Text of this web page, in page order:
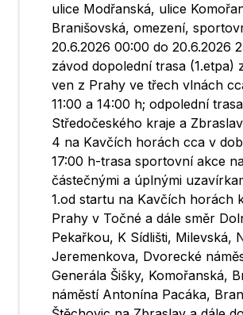
ulice Modřanská, ulice
Branišovská, omezení,
20.6.2026 00:00 do 20.6.2026
závod dopolední trasa (1.etpa)
ven z Prahy ve třech vlnách
11:00 a 14:00 h; odpolední
Středočeského kraje a
4 na Kavčích horách cca v
17:00 h-trasa sportovní akce
částečnými a úplnými
1.od startu na Kavčích horách
Prahy v Točné a dále směr
Pekařkou, K Sídlišti, Milevská,
Jeremenkova, Dvorecké
Generála Šišky, Komořanská,
náměstí Antonína Pacáka,